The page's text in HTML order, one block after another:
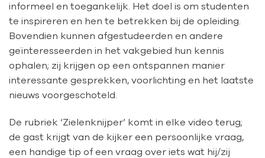
informeel en toegankelijk. Het doel is om studenten
te inspireren en hen te betrekken bij de opleiding.
Bovendien kunnen afgestudeerden en andere
geïnteresseerden in het vakgebied hun kennis
ophalen; zij krijgen op een ontspannen manier
interessante gesprekken, voorlichting en het laatste
nieuws voorgeschoteld.
De rubriek ‘Zielenknijper’ komt in elke video terug;
de gast krijgt van de kijker een persoonlijke vraag,
een handige tip of een vraag over iets wat hij/zij